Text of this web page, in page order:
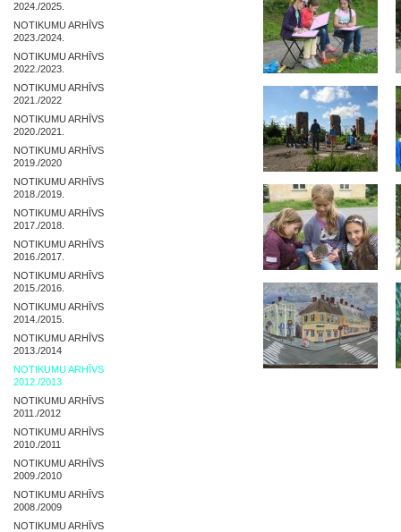
2024./2025.
NOTIKUMU ARHĪVS
2023./2024.
NOTIKUMU ARHĪVS
2022./2023.
NOTIKUMU ARHĪVS
2021./2022
NOTIKUMU ARHĪVS
2020./2021.
NOTIKUMU ARHĪVS
2019./2020
NOTIKUMU ARHĪVS
2018./2019.
NOTIKUMU ARHĪVS
2017./2018.
NOTIKUMU ARHĪVS
2016./2017.
NOTIKUMU ARHĪVS
2015./2016.
NOTIKUMU ARHĪVS
2014./2015.
NOTIKUMU ARHĪVS
2013./2014
NOTIKUMU ARHĪVS
2012./2013
NOTIKUMU ARHĪVS
2011./2012
NOTIKUMU ARHĪVS
2010./2011
NOTIKUMU ARHĪVS
2009./2010
NOTIKUMU ARHĪVS
2008./2009
NOTIKUMU ARHĪVS